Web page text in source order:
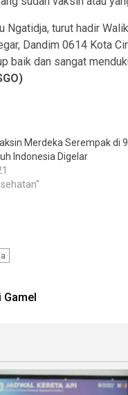
turut hadir
Dandim 0614 Kota
baik dan sangat
Merdeka Serempak di
Indonesia Digelar